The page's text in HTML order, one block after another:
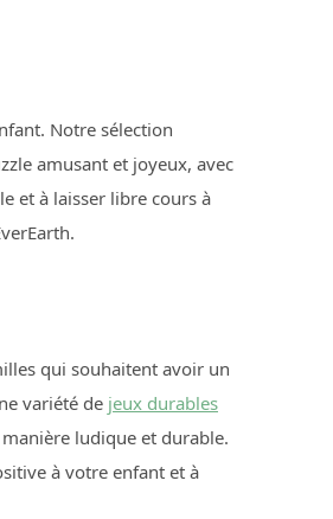
Notre sélection
amusant et joyeux, avec
et à laisser libre cours à
qui souhaitent avoir un
variété de jeux durables
ludique et durable.
à votre enfant et à